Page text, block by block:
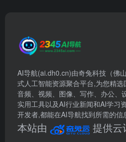
AI导航(ai.dh0.cn)由奇兔科技（佛
式人工智能资源聚合平台,为您精
音频、视频、图像、写作、办公、
实用工具以及AI行业新闻和AI学习
开发者,都能在AI导航找到所需的信
本站由 提供云